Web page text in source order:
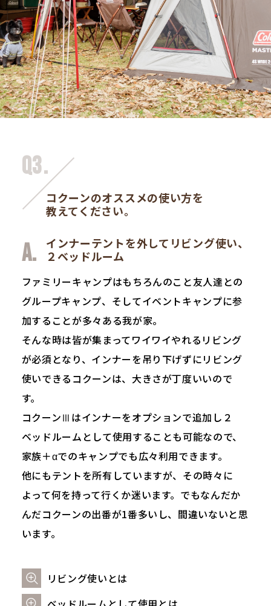
Q3.
コクーンのオススメの使い方を
教えてください。
インナーテントを外してリビング使い、
２ベッドルーム
ファミリーキャンプはもちろんのこと友人達との
グループキャンプ、そしてイベントキャンプに参
加することが多々ある我が家。
そんな時は皆が集まってワイワイやれるリビング
が必須となり、インナーを吊り下げずにリビング
使いできるコクーンは、大きさが丁度いいので
す。
コクーンⅢはインナーをオプションで追加し２
ベッドルームとして使用することも可能なので、
家族＋αでのキャンプでも広々利用できます。
他にもテントを所有していますが、その時々に
よって何を持って行くか迷います。でもなんだか
んだコクーンの出番が1番多いし、間違いないと思
います。
リビング使いとは